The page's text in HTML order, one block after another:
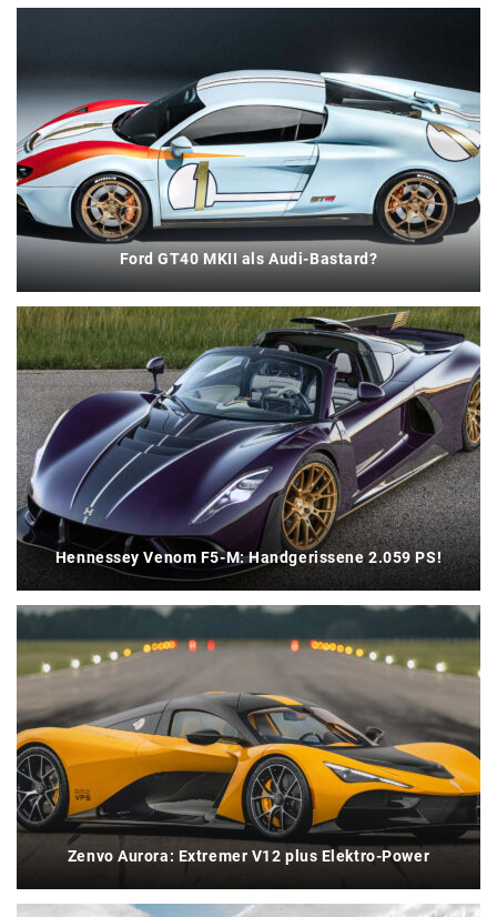
Ford GT40 MKII als Audi-Bastard?
Hennessey Venom F5-M: Handgerissene 2.059 PS!
Zenvo Aurora: Extremer V12 plus Elektro-Power